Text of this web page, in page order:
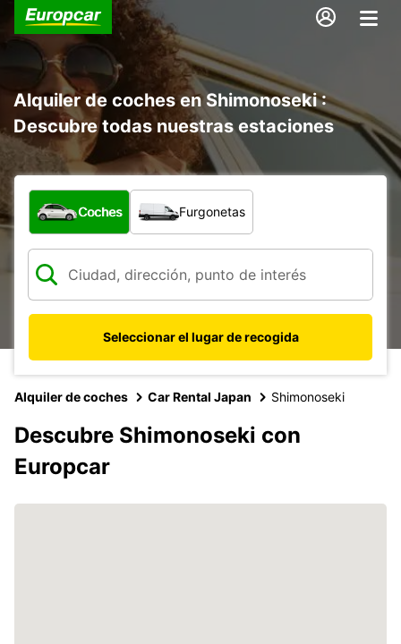
Alquiler de coches en Shimonoseki :
Descubre todas nuestras estaciones
¿Qué tipo de vehículo?
Coches Furgonetas
Seleccionar el lugar de recogida
Alquiler de coches Car Rental Japan Shimonoseki
Descubre Shimonoseki con
Europcar